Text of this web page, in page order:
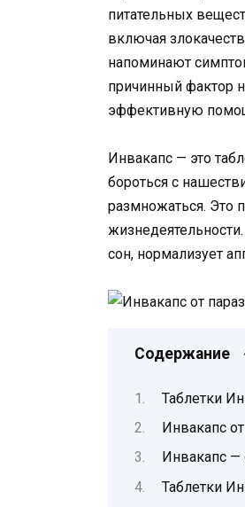
питательных
включая
напоминают
причинный фактор
эффективную
Инвакапс — это
бороться с
размножаться. Это
сон, нормализует
Содержание
Таблетки
Инвакапс
Инвакапс —
Таблетки